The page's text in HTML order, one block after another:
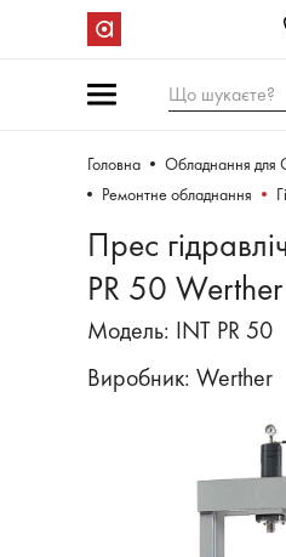
Що шукаєте?
Головна
Обладнання для
Ремонтне обладнання
Прес
PR 50 Werther
Модель: INT PR 50
Виробник: Werther